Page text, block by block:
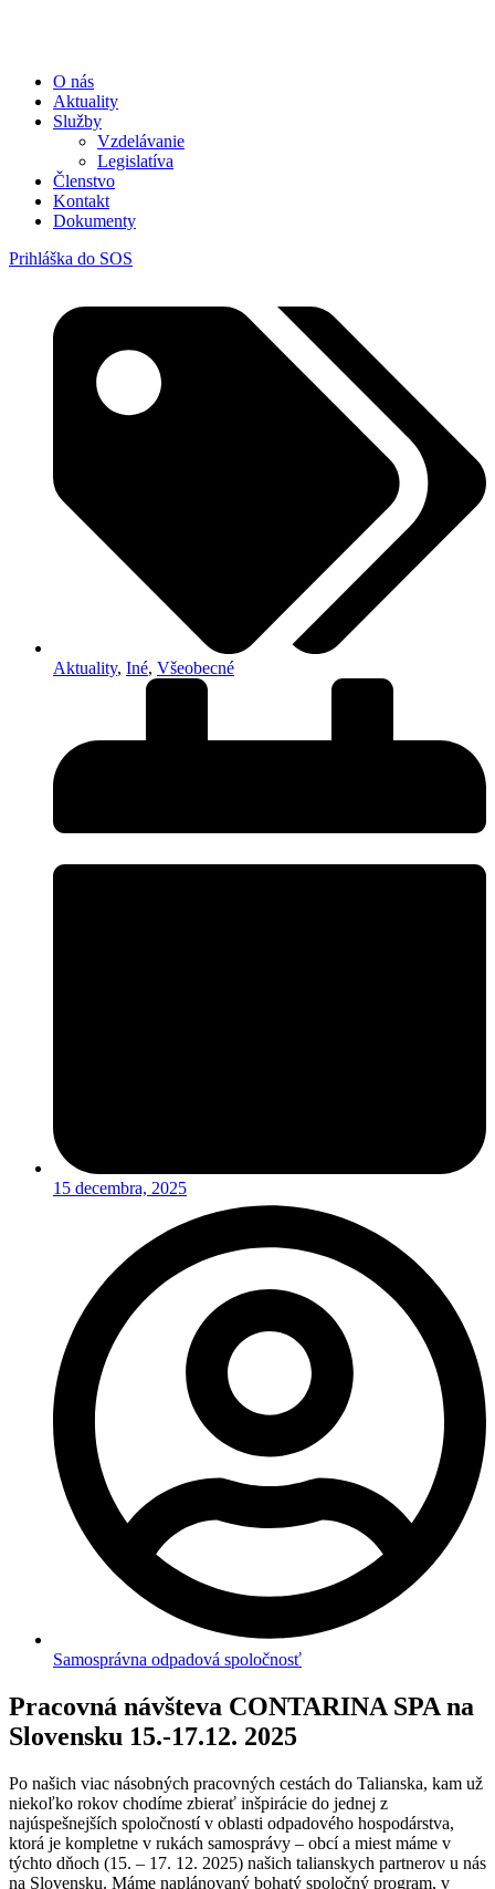
O nás
Aktuality
Služby
Vzdelávanie
Legislatíva
Členstvo
Kontakt
Dokumenty
Prihláška do SOS
Aktuality, Iné, Všeobecné
15 decembra, 2025
Samosprávna odpadová spoločnosť
Pracovná návšteva CONTARINA SPA na
Slovensku 15.-17.12. 2025
Po našich viac násobných pracovných cestách do Talianska, kam už
niekoľko rokov chodíme zbierať inšpirácie do jednej z
najúspešnejších spoločností v oblasti odpadového hospodárstva,
ktorá je kompletne v rukách samosprávy – obcí a miest máme v
týchto dňoch (15. – 17. 12. 2025) našich talianskych partnerov u nás
na Slovensku. Máme naplánovaný bohatý spoločný program, v